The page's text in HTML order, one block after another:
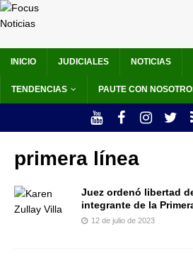
INICIO JUDICIALES NOTICIAS
TENDENCIAS PAUTE CON
primera línea
Juez ordenó libertad
integrante de la
12 de julio de 2023